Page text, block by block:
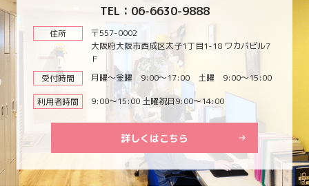
TEL：06-6630-9888
住所
〒557-0002
大阪府大阪市西成区太子1丁目1-18 ワカバビル7
Ｆ
受付時間
月曜～金曜 9:00～17:00 土曜 9:00～15:00
利用者時間 9:00～15:00 土曜祝日9:00～14:00
詳しくはこちら